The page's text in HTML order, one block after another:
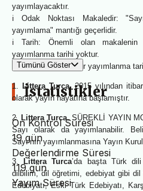
yayımlayacaktır.
ℹ️ Odak Noktası Makaledir:
yayımlama" mantığı geçerlidir.
ℹ️ Tarih: Önemli olan makalenin
yayımlanma tarihi yoktur.
ℹ️ Sıralama: Makaleler yayımlanma
1. Littera Turca, 2015 yılından
olarak yayın hayatına başlamıştır.
2. Littera Turca, SÜREKLİ YAYIN
Sayı olarak da yayımlanabilir.
Sayı’nın yayımlanmasına Yayın
3. Littera Turca’da başta Türk
dilbilim, dil öğretimi, edebiyat gibi
Edebiyatı, Eski Türk Edebiyatı,
Tümünü Göster
İstatistikler
Ön Kontrol Süresi
19 gün
Değerlendirme Süresi
119 gün
Yayım Süresi